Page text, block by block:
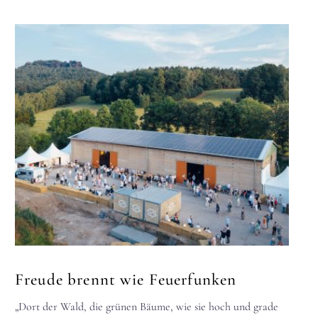
Freude brennt wie Feuerfunken
„Dort der Wald, die grünen Bäume, wie sie hoch und grade